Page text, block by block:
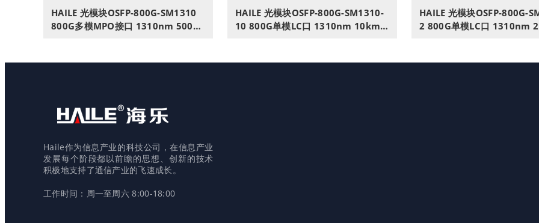
HAILE 光模块OSFP-800G-SM1310
800G多模MPO接口 1310nm 500m
HAILE 光模块OSFP-800G-SM1310-
10 800G单模LC口 1310nm 10km 1
HAILE 光模块OSFP-800G-
2 800G单模LC口 1310nm
Haile作为信息产业的科技公司，在信息产业
发展每个阶段都以前瞻的思想、创新的技术
积极地支持了通信产业的飞速成长。
工作时间：周一至周六 8:00-18:00